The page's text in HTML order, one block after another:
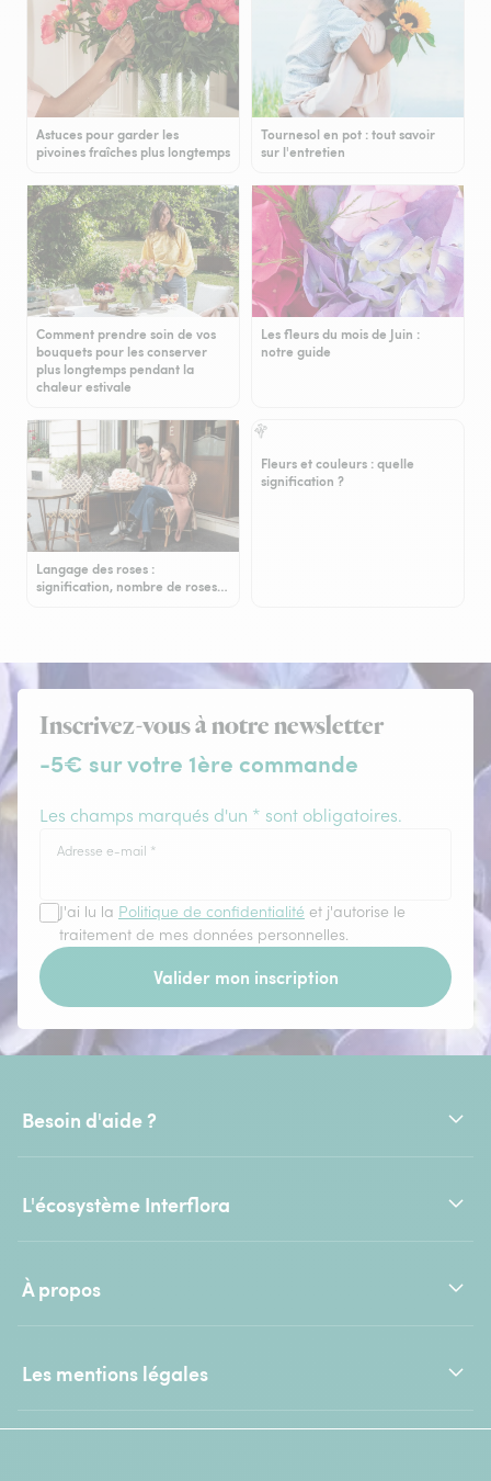
Astuces pour garder les
pivoines fraîches plus longtemps
Tournesol en pot : tout savoir
sur l'entretien
Comment prendre soin de vos
bouquets pour les conserver
plus longtemps pendant la
chaleur estivale
Les fleurs du mois de Juin :
notre guide
Langage des roses :
signification, nombre de roses…
Fleurs et couleurs : quelle
signification ?
Inscrivez-vous à notre newsletter
-5€ sur votre 1ère commande
Les champs marqués d'un * sont obligatoires.
Adresse e-mail *
J'ai lu la Politique de confidentialité et j'autorise le
traitement de mes données personnelles.
Valider mon inscription
Besoin d'aide ?
L'écosystème Interflora
À propos
Les mentions légales